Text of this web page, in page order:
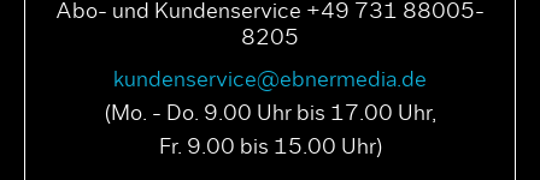
Abo- und Kundenservice +49 731 88005-
8205
kundenservice@ebnermedia.de
(Mo. - Do. 9.00 Uhr bis 17.00 Uhr,
Fr. 9.00 bis 15.00 Uhr)